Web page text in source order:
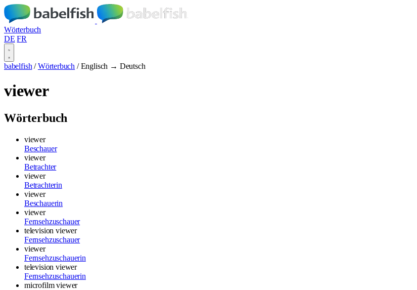
Wörterbuch
DE FR
babelfish / Wörterbuch / Englisch → Deutsch
viewer
Wörterbuch
viewer
Beschauer
viewer
Betrachter
viewer
Betrachterin
viewer
Beschauerin
viewer
Fernsehzuschauer
television viewer
Fernsehzuschauer
viewer
Fernsehzuschauerin
television viewer
Fernsehzuschauerin
microfilm viewer